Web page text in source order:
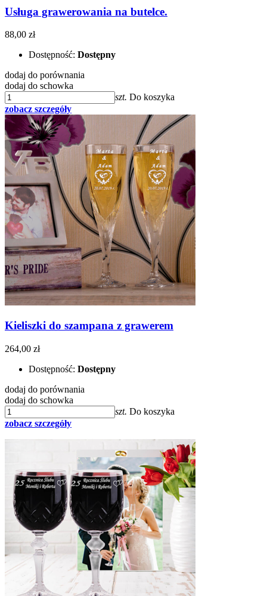
Usługa grawerowania na butelce.
88,00 zł
Dostępność: Dostępny
dodaj do porównania
dodaj do schowka
szt. Do koszyka
zobacz szczegóły
Kieliszki do szampana z grawerem
264,00 zł
Dostępność: Dostępny
dodaj do porównania
dodaj do schowka
szt. Do koszyka
zobacz szczegóły